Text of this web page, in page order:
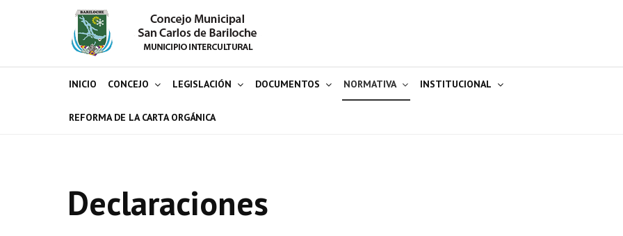
INICIO CONCEJO LEGISLACIÓN DOCUMENTOS NORMATIVA INSTITUCIONAL
REFORMA DE LA CARTA ORGÁNICA
Declaraciones